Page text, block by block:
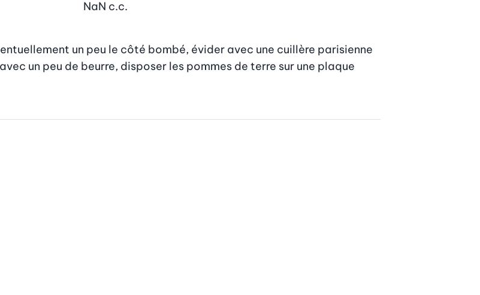
NaN c.c.
un peu le côté bombé, évider avec une cuillère parisienne
un peu de beurre, disposer les pommes de terre sur une plaque